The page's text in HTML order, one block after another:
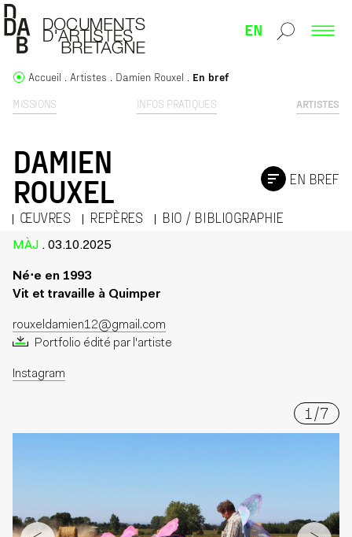
EN
MISSIONS INFOS PRATIQUES ARTISTES
Accueil Artistes Damien Rouxel En bref
DAMIEN
ROUXEL
ŒUVRES REPÈRES BIO / BIBLIOGRAPHIE
EN BREF
MÀJ . 03.10.2025
Né⋅e en 1993
Vit et travaille à Quimper
rouxeldamien12@gmail.com
Portfolio édité par l'artiste
Instagram
1 /7